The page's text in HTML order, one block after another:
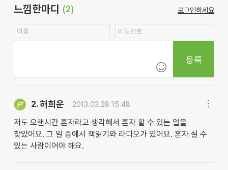
느낌한마디 (2) 로그인하세요
등록
2.허희운 2013.03.28 15:48
저도 오랜시간 혼자라고 생각해서 혼자 할 수 있는 일을
찾았어요. 그 일 중에서 책읽기와 라디오가 있어요. 혼자 설 수
있는 사람이어야 해요.